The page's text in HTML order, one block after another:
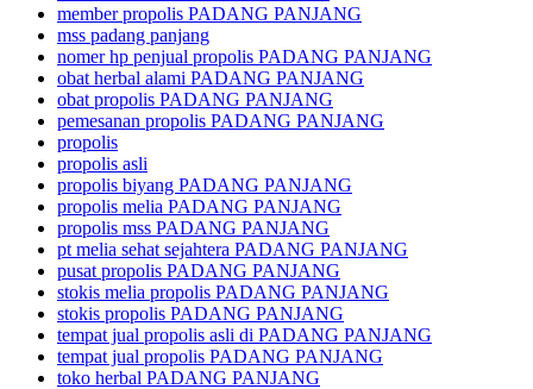
member propolis PADANG PANJANG
mss padang panjang
nomer hp penjual propolis PADANG PANJANG
obat herbal alami PADANG PANJANG
obat propolis PADANG PANJANG
pemesanan propolis PADANG PANJANG
propolis
propolis asli
propolis biyang PADANG PANJANG
propolis melia PADANG PANJANG
propolis mss PADANG PANJANG
pt melia sehat sejahtera PADANG PANJANG
pusat propolis PADANG PANJANG
stokis melia propolis PADANG PANJANG
stokis propolis PADANG PANJANG
tempat jual propolis asli di PADANG PANJANG
tempat jual propolis PADANG PANJANG
toko herbal PADANG PANJANG